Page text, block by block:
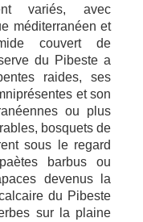
variés, avec
méditerranéen et
couvert de
du Pibeste a
raides, ses
et son
ou plus
bosquets de
sous le regard
barbus ou
devenus la
du Pibeste
sur la plaine